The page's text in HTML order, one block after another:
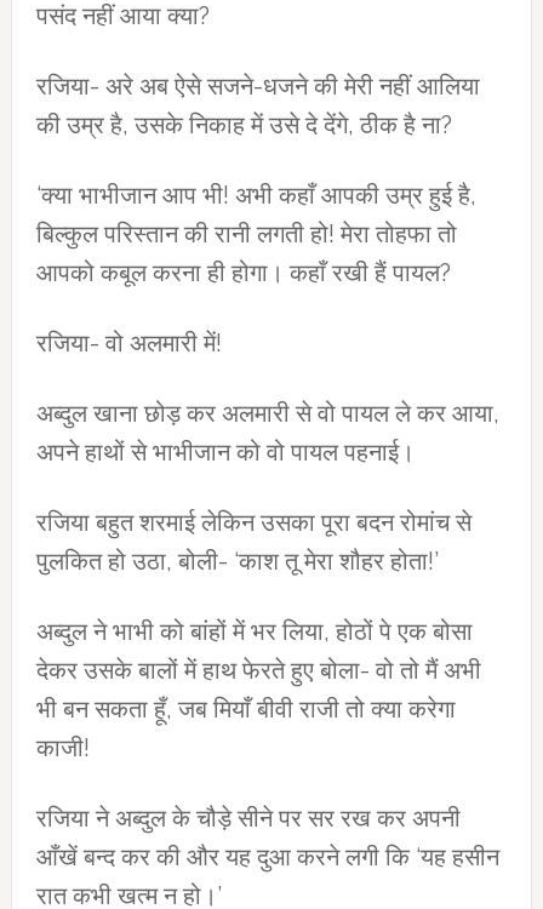
पसंद नहीं आया क्या?
रजिया- अरे अब ऐसे सजने-धजने की मेरी नहीं आलिया
की उम्र है, उसके निकाह में उसे दे देंगे, ठीक है ना?
‘क्या भाभीजान आप भी! अभी कहाँ आपकी उम्र हुई है,
बिल्कुल परिस्तान की रानी लगती हो! मेरा तोहफा तो
आपको कबूल करना ही होगा। कहाँ रखी हैं पायल?
रजिया- वो अलमारी में!
अब्दुल खाना छोड़ कर अलमारी से वो पायल ले कर आया,
अपने हाथों से भाभीजान को वो पायल पहनाई।
रजिया बहुत शरमाई लेकिन उसका पूरा बदन रोमांच से
पुलकित हो उठा, बोली- ‘काश तू मेरा शौहर होता!’
अब्दुल ने भाभी को बांहों में भर लिया, होठों पे एक बोसा
देकर उसके बालों में हाथ फेरते हुए बोला- वो तो मैं अभी
भी बन सकता हूँ, जब मियाँ बीवी राजी तो क्या करेगा
काजी!
रजिया ने अब्दुल के चौड़े सीने पर सर रख कर अपनी
आँखें बन्द कर की और यह दुआ करने लगी कि ‘यह हसीन
रात कभी खत्म न हो।’